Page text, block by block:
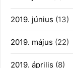
2019. június (13)
2019. május (22)
2019. április (8)